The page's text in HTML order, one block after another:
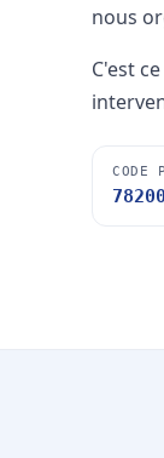
nous
C'est
CODE